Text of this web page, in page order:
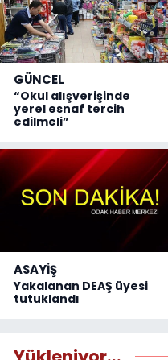
GÜNCEL
“Okul alışverişinde
yerel esnaf tercih
edilmeli”
ASAYİŞ
Yakalanan DEAŞ üyesi
tutuklandı